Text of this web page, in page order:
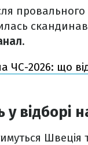
.
ЧС-2026: що
відборі